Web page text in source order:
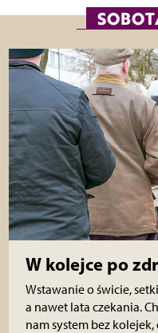
W kolejce po
Wstawanie o świcie,
a nawet lata czekania.
nam system bez